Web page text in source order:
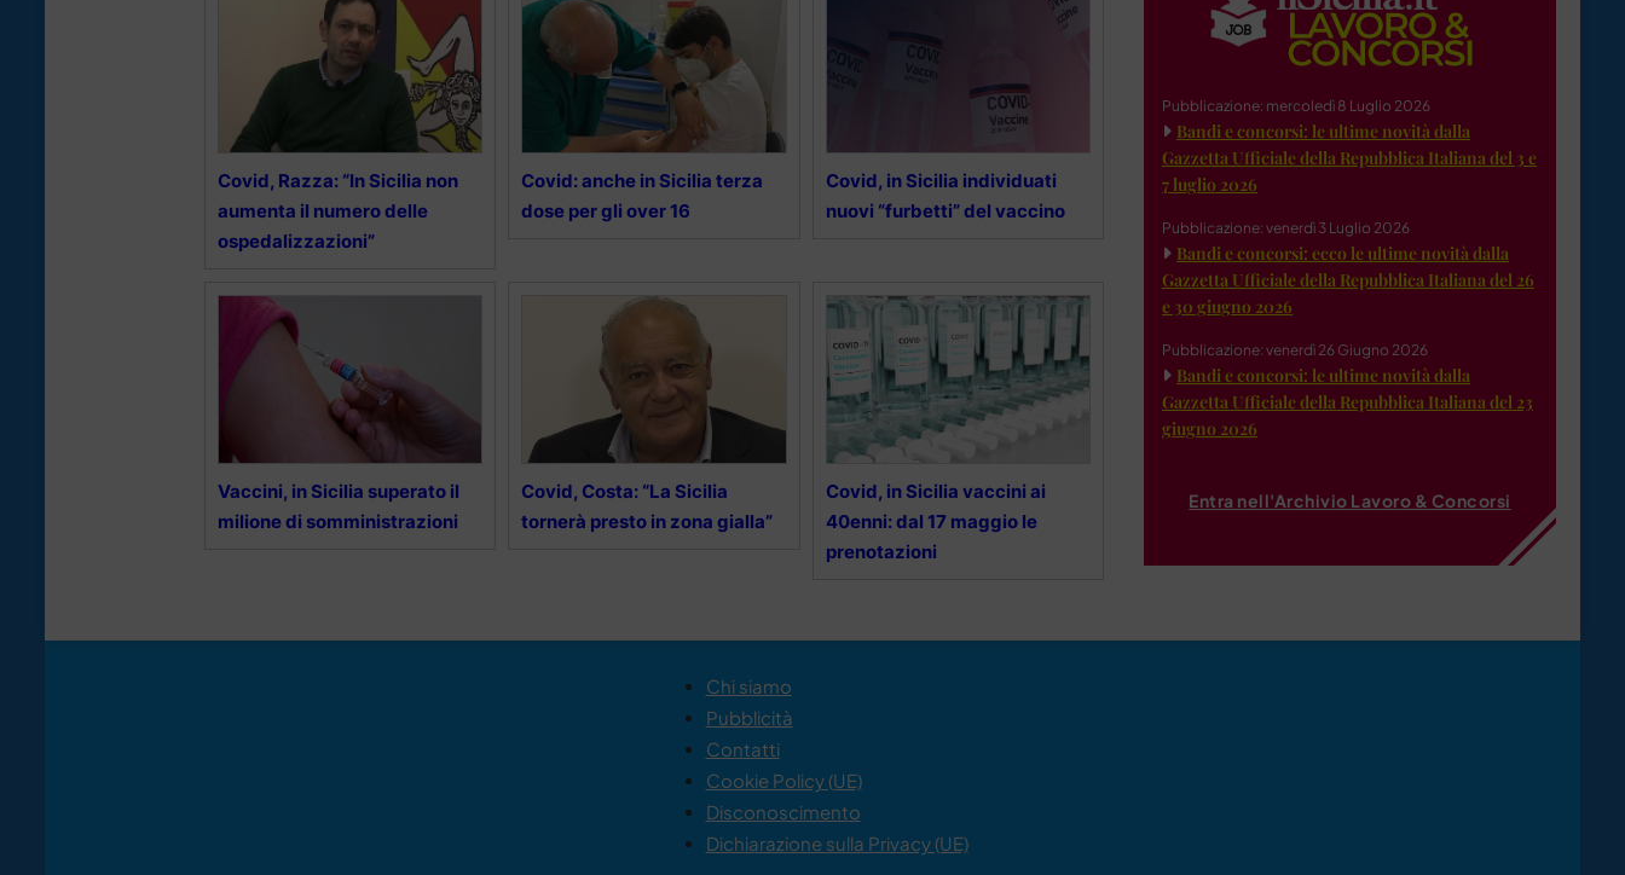
Covid, Razza: “In Sicilia non
aumenta il numero delle
ospedalizzazioni”
Covid: anche in Sicilia terza
dose per gli over 16
Covid, in Sicilia individuati
nuovi “furbetti” del vaccino
Vaccini, in Sicilia superato il
milione di somministrazioni
Covid, Costa: “La Sicilia
tornerà presto in zona gialla”
Covid, in Sicilia vaccini ai
40enni: dal 17 maggio le
prenotazioni
Pubblicazione: mercoledì 8 Luglio 2026
Bandi e concorsi: le ultime novità dalla
Gazzetta Ufficiale della Repubblica Italiana del 3 e
7 luglio 2026
Pubblicazione: venerdì 3 Luglio 2026
Bandi e concorsi: ecco le ultime novità dalla
Gazzetta Ufficiale della Repubblica Italiana del 26
e 30 giugno 2026
Pubblicazione: venerdì 26 Giugno 2026
Bandi e concorsi: le ultime novità dalla
Gazzetta Ufficiale della Repubblica Italiana del 23
giugno 2026
Entra nell'Archivio Lavoro & Concorsi
Chi siamo
Pubblicità
Contatti
Cookie Policy (UE)
Disconoscimento
Dichiarazione sulla Privacy (UE)